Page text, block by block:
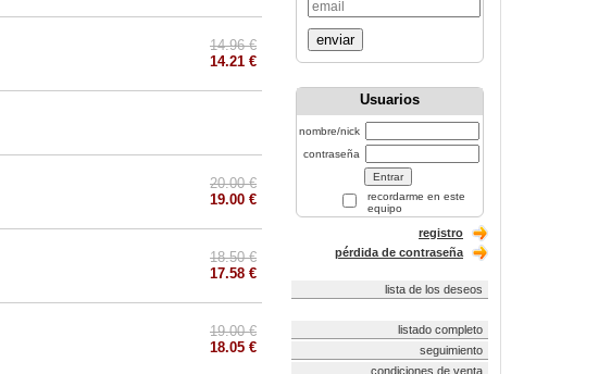
14.96 €
14.21 €
20.00 €
19.00 €
18.50 €
17.58 €
19.00 €
18.05 €
enviar
Usuarios
nombre/nick
contraseña
recordarme en este
equipo
registro
pérdida de contraseña
lista de los deseos
listado completo
seguimiento
condiciones de venta